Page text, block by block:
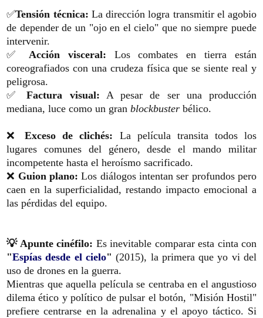
✅Tensión técnica: La dirección logra transmitir el agobio
de depender de un "ojo en el cielo" que no siempre puede
intervenir.
✅ Acción visceral: Los combates en tierra están
coreografiados con una crudeza física que se siente real y
peligrosa.
✅Factura visual: A pesar de ser una producción
mediana, luce como un gran blockbuster bélico.
❌Exceso de clichés: La película transita todos los
lugares comunes del género, desde el mando militar
incompetente hasta el heroísmo sacrificado.
❌ Guion plano: Los diálogos intentan ser profundos pero
caen en la superficialidad, restando impacto emocional a
las pérdidas del equipo.
💡 Apunte cinéfilo: Es inevitable comparar esta cinta con
"Espías desde el cielo" (2015), la primera que yo vi del
uso de drones en la guerra.
Mientras que aquella película se centraba en el angustioso
dilema ético y político de pulsar el botón, "Misión Hostil"
prefiere centrarse en la adrenalina y el apoyo táctico. Si